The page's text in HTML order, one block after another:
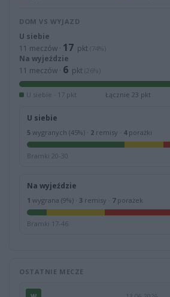
DOM VS WYJAZD
U siebie
11 meczów · 17 pkt (74%)
Na wyjeździe
11 meczów · 6 pkt (26%)
U siebie · 17 pkt Łącznie 23 pkt
U siebie
5 wygranych (45%) · 2 remisy · 4porażki
Bramki 20-30
Na wyjeździe
1 wygrana (9%) · 3 remisy · 7porażek
Bramki 17-46
OSTATNIE MECZE